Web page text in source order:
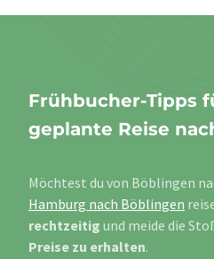
Frühbucher-Tipps
geplante Reise
Möchtest du von Böblingen
Hamburg nach Böblingen
rechtzeitig und meide die
Preise zu erhalten.